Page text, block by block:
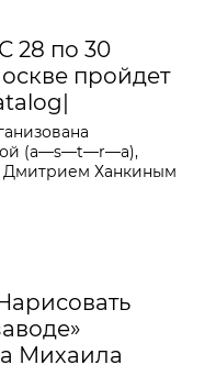
28 по 30
пройдет
(a—s—t—r—a),
Дмитрием Ханкиным
Михаила